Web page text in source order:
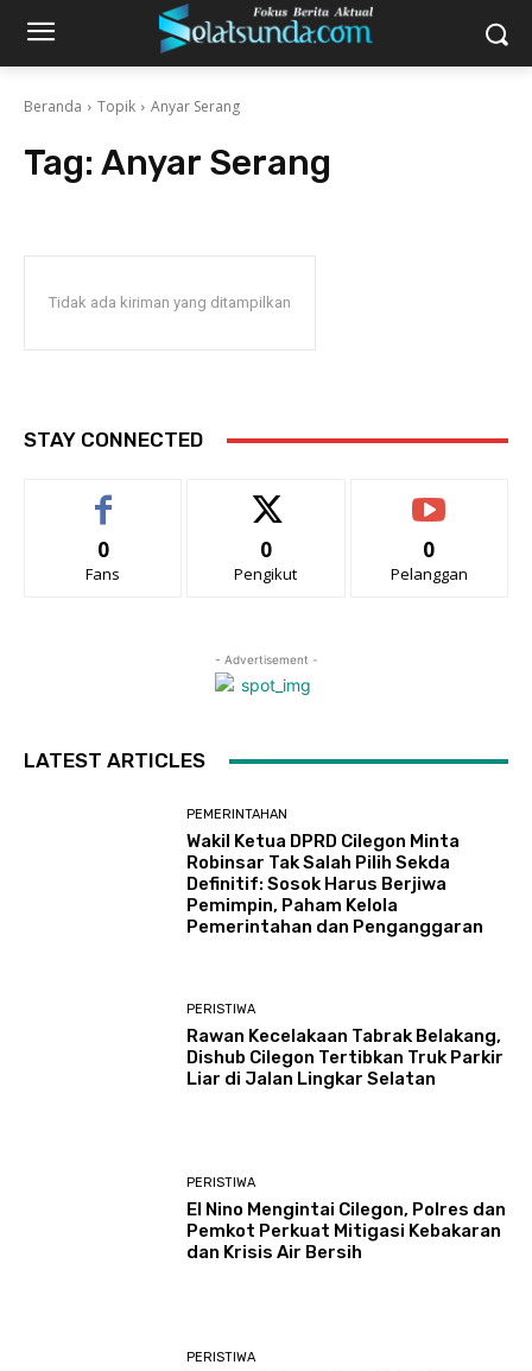
Beranda Topik Anyar Serang
Tag: Anyar Serang
Tidak ada kiriman yang ditampilkan
STAY CONNECTED
0
Fans
0
Pengikut
0
Pelanggan
- Advertisement -
LATEST ARTICLES
PEMERINTAHAN
Wakil Ketua DPRD Cilegon Minta
Robinsar Tak Salah Pilih Sekda
Definitif: Sosok Harus Berjiwa
Pemimpin, Paham Kelola
Pemerintahan dan Penganggaran
PERISTIWA
Rawan Kecelakaan Tabrak Belakang,
Dishub Cilegon Tertibkan Truk Parkir
Liar di Jalan Lingkar Selatan
PERISTIWA
El Nino Mengintai Cilegon, Polres dan
Pemkot Perkuat Mitigasi Kebakaran
dan Krisis Air Bersih
PERISTIWA